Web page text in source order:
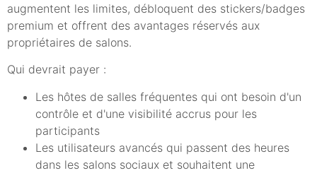
augmentent les limites, débloquent des stickers/badges
premium et offrent des avantages réservés aux
propriétaires de salons.
Qui devrait payer :
Les hôtes de salles fréquentes qui ont besoin d'un
contrôle et d'une visibilité accrus pour les
participants
Les utilisateurs avancés qui passent des heures
dans les salons sociaux et souhaitent une